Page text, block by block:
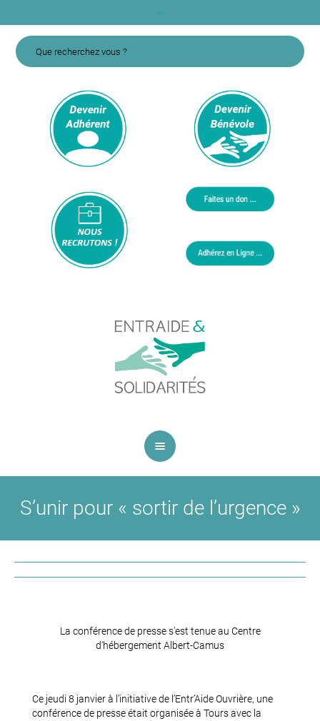
S’unir pour « sortir de l’urgence »
La conférence de presse s'est tenue au Centre
d'hébergement Albert-Camus
Ce jeudi 8 janvier à l’initiative de l’Entr’Aide Ouvrière, une
conférence de presse était organisée à Tours avec la